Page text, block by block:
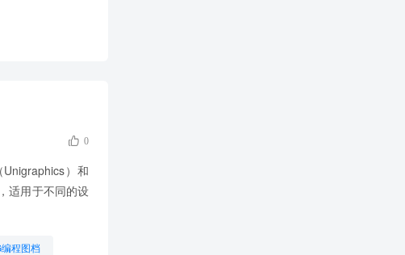
 0
）和
适用于不同的设
编程图档